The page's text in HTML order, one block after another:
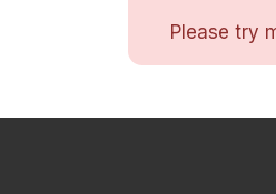
Please try